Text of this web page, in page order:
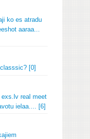
ko es atradu
aaraa...
[0]
exs. lv real meet
ielaa.... [6]